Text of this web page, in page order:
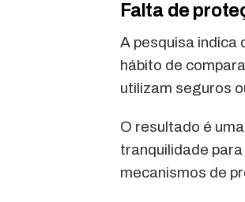
Falta de
A pesquisa indica
hábito de
utilizam seguros
O resultado é
tranquilidade
mecanismos de